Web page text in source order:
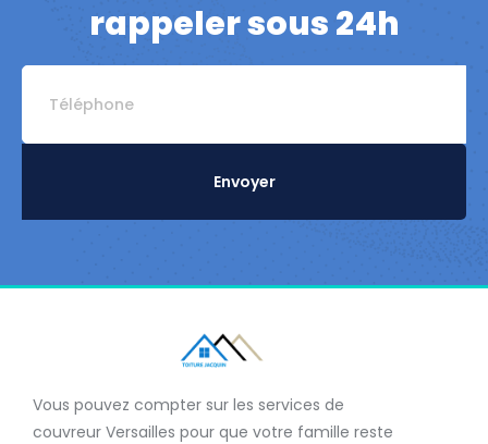
rappeler sous 24h
Envoyer
Vous pouvez compter sur les services de
couvreur Versailles pour que votre famille reste